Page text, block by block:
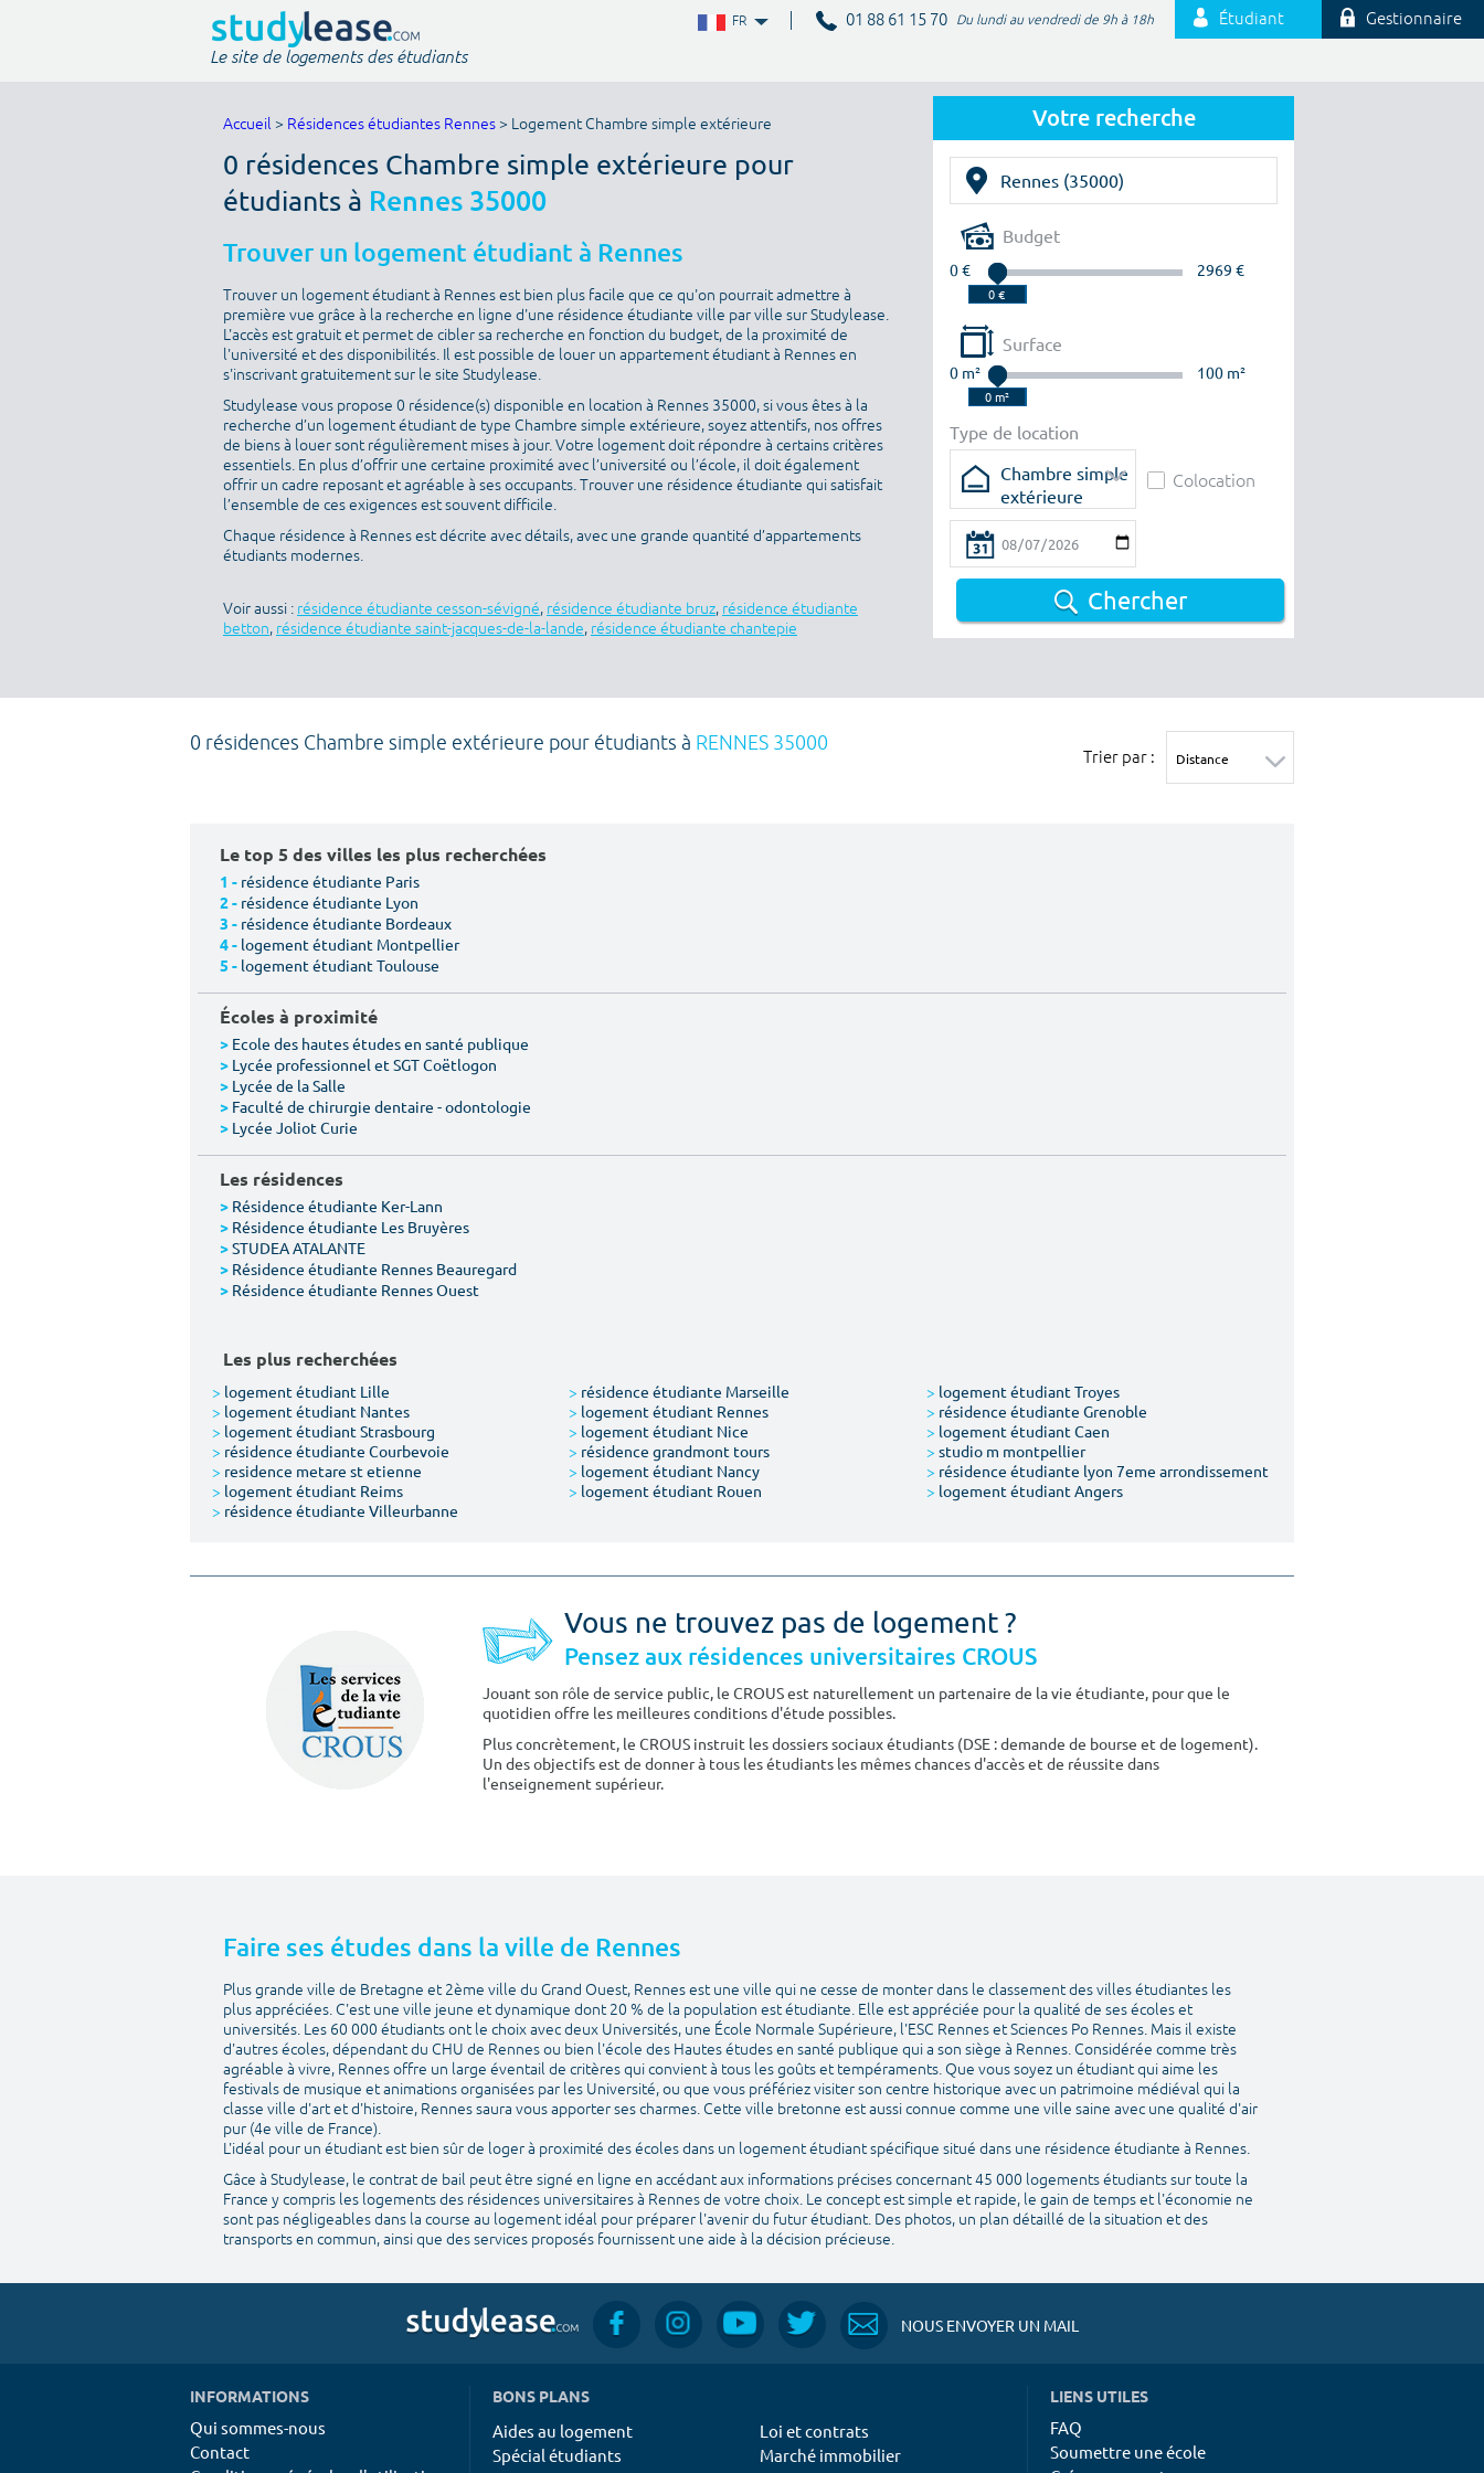
FR 01 88 61 15 70 Du lundi au vendredi de 9h à 18h Étudiant Gestionnaire
Le site de logements des étudiants
Votre recherche
Budget
0 € 2969 €
Surface
0 m² 100 m²
Type de location
Chambre simple
extérieure
Colocation
Chercher
Accueil > Résidences étudiantes Rennes > Logement Chambre simple extérieure
0 résidences Chambre simple extérieure pour
étudiants à Rennes 35000
Trouver un logement étudiant à Rennes
Trouver un logement étudiant à Rennes est bien plus facile que ce qu'on pourrait admettre à
première vue grâce à la recherche en ligne d'une résidence étudiante ville par ville sur Studylease.
L'accès est gratuit et permet de cibler sa recherche en fonction du budget, de la proximité de
l'université et des disponibilités. Il est possible de louer un appartement étudiant à Rennes en
s'inscrivant gratuitement sur le site Studylease.
Studylease vous propose 0 résidence(s) disponible en location à Rennes 35000, si vous êtes à la
recherche d’un logement étudiant de type Chambre simple extérieure, soyez attentifs, nos offres
de biens à louer sont régulièrement mises à jour. Votre logement doit répondre à certains critères
essentiels. En plus d’offrir une certaine proximité avec l’université ou l’école, il doit également
offrir un cadre reposant et agréable à ses occupants. Trouver une résidence étudiante qui satisfait
l’ensemble de ces exigences est souvent difficile.
Chaque résidence à Rennes est décrite avec détails, avec une grande quantité d’appartements
étudiants modernes.
Voir aussi : résidence étudiante cesson-sévigné, résidence étudiante bruz, résidence étudiante
betton, résidence étudiante saint-jacques-de-la-lande, résidence étudiante chantepie
0 résidences Chambre simple extérieure pour étudiants à RENNES 35000
Trier par :
Le top 5 des villes les plus recherchées
1 - résidence étudiante Paris
2 - résidence étudiante Lyon
3 - résidence étudiante Bordeaux
4 - logement étudiant Montpellier
5 - logement étudiant Toulouse
Écoles à proximité
> Ecole des hautes études en santé publique
> Lycée professionnel et SGT Coëtlogon
> Lycée de la Salle
> Faculté de chirurgie dentaire - odontologie
> Lycée Joliot Curie
Les résidences
> Résidence étudiante Ker-Lann
> Résidence étudiante Les Bruyères
>STUDEA ATALANTE
> Résidence étudiante Rennes Beauregard
> Résidence étudiante Rennes Ouest
Les plus recherchées
> logement étudiant Lille > résidence étudiante Marseille > logement étudiant Troyes
> logement étudiant Nantes > logement étudiant Rennes > résidence étudiante Grenoble
> logement étudiant Strasbourg > logement étudiant Nice > logement étudiant Caen
> résidence étudiante Courbevoie > résidence grandmont tours > studio m montpellier
> residence metare st etienne > logement étudiant Nancy > résidence étudiante lyon 7eme arrondissement
> logement étudiant Reims > logement étudiant Rouen > logement étudiant Angers
> résidence étudiante Villeurbanne
Vous ne trouvez pas de logement ?
Pensez aux résidences universitaires CROUS
Jouant son rôle de service public, le CROUS est naturellement un partenaire de la vie étudiante, pour que le
quotidien offre les meilleures conditions d'étude possibles.
Plus concrètement, le CROUS instruit les dossiers sociaux étudiants (DSE : demande de bourse et de logement).
Un des objectifs est de donner à tous les étudiants les mêmes chances d'accès et de réussite dans
l'enseignement supérieur.
Faire ses études dans la ville de Rennes
Plus grande ville de Bretagne et 2ème ville du Grand Ouest, Rennes est une ville qui ne cesse de monter dans le classement des villes étudiantes les
plus appréciées. C'est une ville jeune et dynamique dont 20 % de la population est étudiante. Elle est appréciée pour la qualité de ses écoles et
universités. Les 60 000 étudiants ont le choix avec deux Universités, une École Normale Supérieure, l'ESC Rennes et Sciences Po Rennes. Mais il existe
d'autres écoles, dépendant du CHU de Rennes ou bien l'école des Hautes études en santé publique qui a son siège à Rennes. Considérée comme très
agréable à vivre, Rennes offre un large éventail de critères qui convient à tous les goûts et tempéraments. Que vous soyez un étudiant qui aime les
festivals de musique et animations organisées par les Université, ou que vous préfériez visiter son centre historique avec un patrimoine médiéval qui la
classe ville d'art et d'histoire, Rennes saura vous apporter ses charmes. Cette ville bretonne est aussi connue comme une ville saine avec une qualité d'air
pur (4e ville de France).
L'idéal pour un étudiant est bien sûr de loger à proximité des écoles dans un logement étudiant spécifique situé dans une résidence étudiante à Rennes.
Gâce à Studylease, le contrat de bail peut être signé en ligne en accédant aux informations précises concernant 45 000 logements étudiants sur toute la
France y compris les logements des résidences universitaires à Rennes de votre choix. Le concept est simple et rapide, le gain de temps et l'économie ne
sont pas négligeables dans la course au logement idéal pour préparer l'avenir du futur étudiant. Des photos, un plan détaillé de la situation et des
transports en commun, ainsi que des services proposés fournissent une aide à la décision précieuse.
NOUS ENVOYER UN MAIL
INFORMATIONS
Qui sommes-nous
Contact
BONS PLANS
Aides au logement
Spécial étudiants
Loi et contrats
Marché immobilier
LIENS UTILES
FAQ
Soumettre une école